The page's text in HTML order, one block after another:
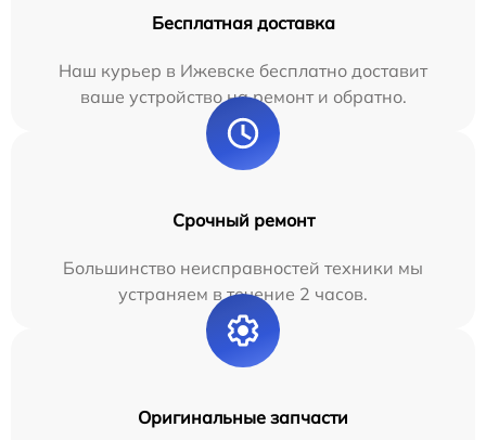
Бесплатная доставка
Наш курьер в Ижевске бесплатно доставит
ваше устройство на ремонт и обратно.
Срочный ремонт
Большинство неисправностей техники мы
устраняем в течение 2 часов.
Оригинальные запчасти